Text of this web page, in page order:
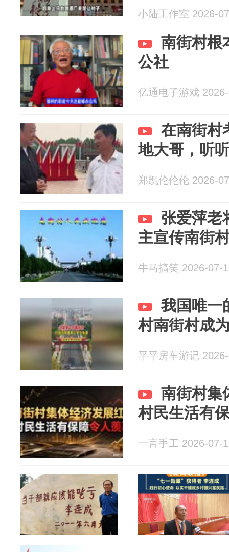
小陆工作室 2026-
南街村根
公社
亿通电子游戏
在南街村
地大哥，听
郑凯伦伦伦 2026-
张爱萍老
主宣传南街
牛马搞笑 2026-07-
我国唯一
村南街村成
平平房车游记
南街村集
村民生活有
一言手工 2026-07-